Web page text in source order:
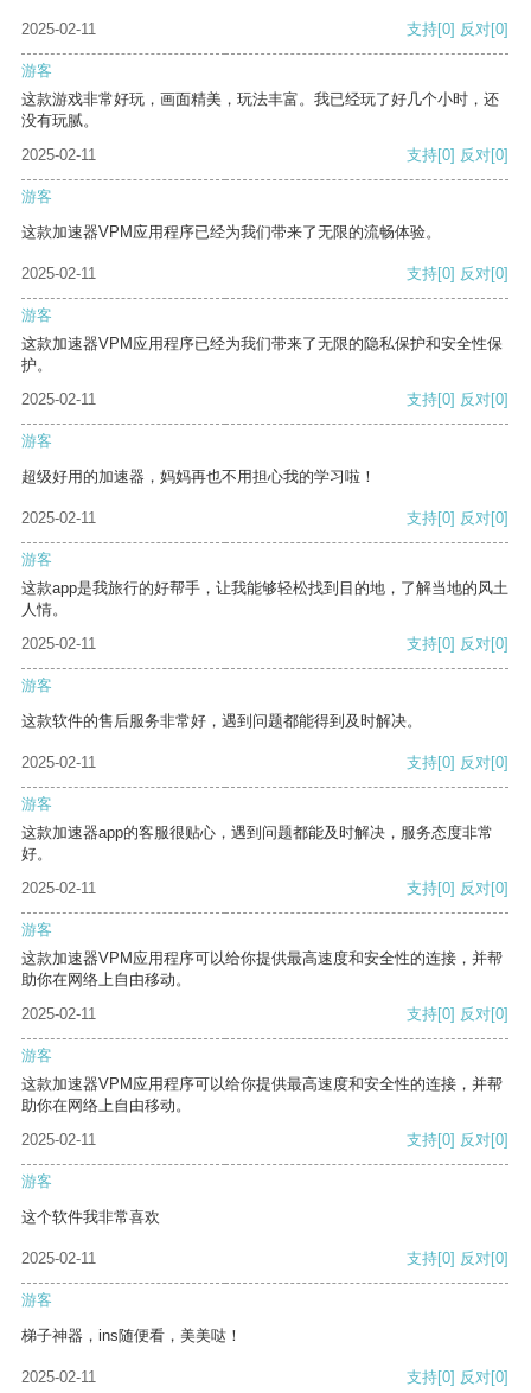
2025-02-11 支持[0] 反对[0]
游客
这款游戏非常好玩，画面精美，玩法丰富。我已经玩了好几个小时，还
没有玩腻。
2025-02-11
支持[0] 反对[0]
游客
这款加速器VPM应用程序已经为我们带来了无限的流畅体验。
2025-02-11 支持[0] 反对[0]
游客
这款加速器VPM应用程序已经为我们带来了无限的隐私保护和安全性保
护。
2025-02-11
支持[0] 反对[0]
游客
超级好用的加速器，妈妈再也不用担心我的学习啦！
2025-02-11 支持[0] 反对[0]
游客
这款app是我旅行的好帮手，让我能够轻松找到目的地，了解当地的风土
人情。
2025-02-11
支持[0] 反对[0]
游客
这款软件的售后服务非常好，遇到问题都能得到及时解决。
2025-02-11 支持[0] 反对[0]
游客
这款加速器app的客服很贴心，遇到问题都能及时解决，服务态度非常
好。
2025-02-11
支持[0] 反对[0]
游客
这款加速器VPM应用程序可以给你提供最高速度和安全性的连接，并帮
助你在网络上自由移动。
2025-02-11
支持[0] 反对[0]
游客
这款加速器VPM应用程序可以给你提供最高速度和安全性的连接，并帮
助你在网络上自由移动。
2025-02-11
支持[0] 反对[0]
游客
这个软件我非常喜欢
2025-02-11 支持[0] 反对[0]
游客
梯子神器，ins随便看，美美哒！
2025-02-11 支持[0] 反对[0]